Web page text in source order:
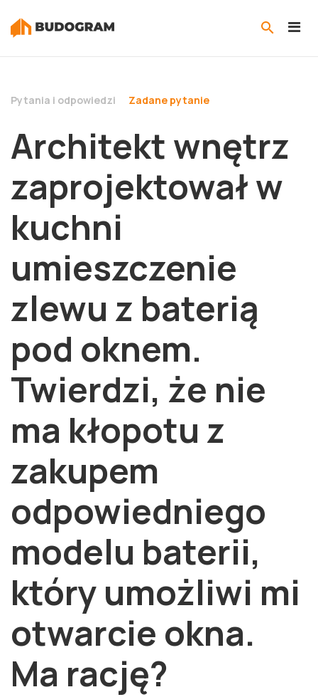
Pytania i odpowiedzi Zadane pytanie
Architekt wnętrz
zaprojektował w
kuchni
umieszczenie
zlewu z baterią
pod oknem.
Twierdzi, że nie
ma kłopotu z
zakupem
odpowiedniego
modelu baterii,
który umożliwi mi
otwarcie okna.
Ma rację?